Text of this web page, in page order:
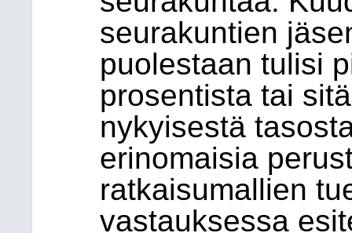
seurakuntien
puolestaan tulisi
prosentista tai
nykyisestä
erinomaisia
ratkaisumallien
vastauksessa